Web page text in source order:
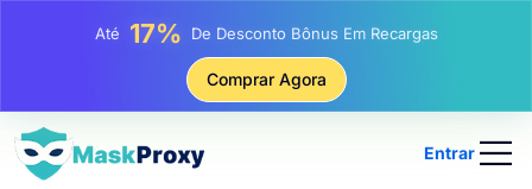
Até25%Desconto Em Compras Estáticas De IP
Desconto Em Compras Rotativas De IP
Comprar Agora
Entrar